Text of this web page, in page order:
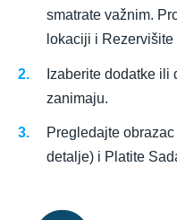
smatrate važnim.
lokaciji i Rezervišite
Izaberite dodatke ili
zanimaju.
Pregledajte
detalje) i Platite